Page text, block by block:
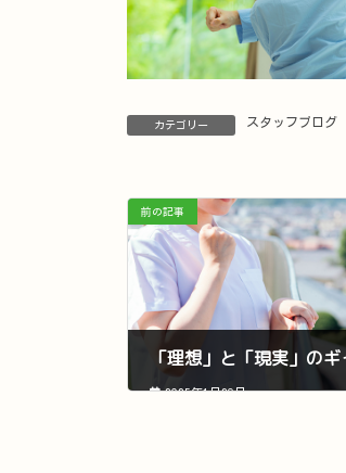
カテゴリー スタッフブログ
前の記事
「理想」と「現実」の
2025年1月29日